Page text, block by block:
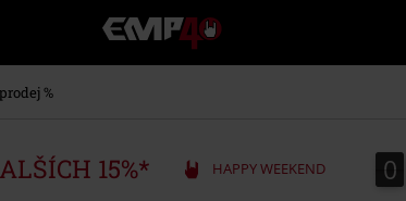
EMP
-
Hudba,
Merch
%
15%* HAPPY WEEKEND 0
0